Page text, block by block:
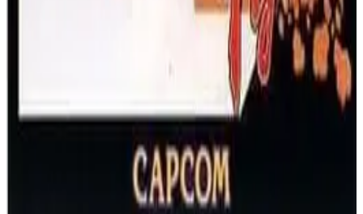
球营救朋友的任务。这款超级任天堂独占游戏带来了双人
快打旋风
快打旋风
夺回地铁城的街道！扮演哈格、科迪或盖伊，在这款经典
街机动作游戏中，拳打脚踢，击退疯狂帮派，拯救市长的